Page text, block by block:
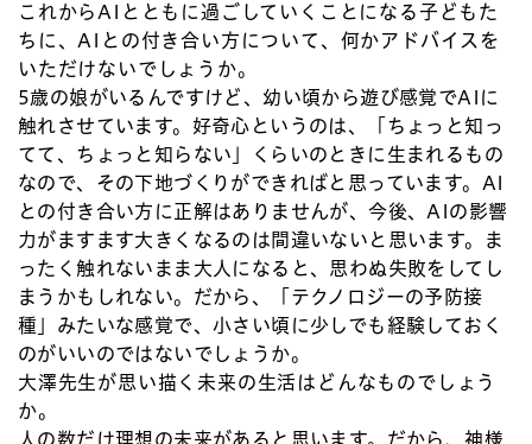
これからAIとともに過ごしていくことになる子どもた
ちに、AIとの付き合い方について、何かアドバイスを
いただけないでしょうか。
5歳の娘がいるんですけど、幼い頃から遊び感覚でAIに
触れさせています。好奇心というのは、「ちょっと知っ
てて、ちょっと知らない」くらいのときに生まれるもの
なので、その下地づくりができればと思っています。AI
との付き合い方に正解はありませんが、今後、AIの影響
力がますます大きくなるのは間違いないと思います。ま
ったく触れないまま大人になると、思わぬ失敗をしてし
まうかもしれない。だから、「テクノロジーの予防接
種」みたいな感覚で、小さい頃に少しでも経験しておく
のがいいのではないでしょうか。
大澤先生が思い描く未来の生活はどんなものでしょう
か。
人の数だけ理想の未来があると思います。だから、神様